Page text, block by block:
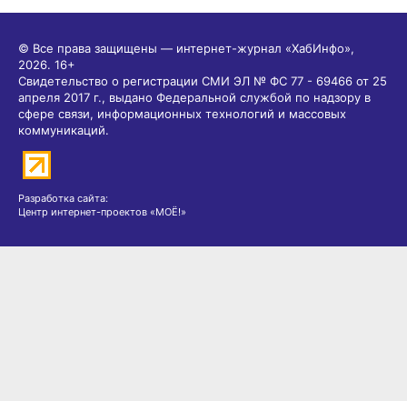
© Все права защищены — интернет-журнал «ХабИнфо»,
2026. 16+
Свидетельство о регистрации СМИ ЭЛ № ФС 77 - 69466 от 25
апреля 2017 г., выдано Федеральной службой по надзору в
сфере связи, информационных технологий и массовых
коммуникаций.
Разработка сайта:
Центр интернет-проектов «МОЁ!»